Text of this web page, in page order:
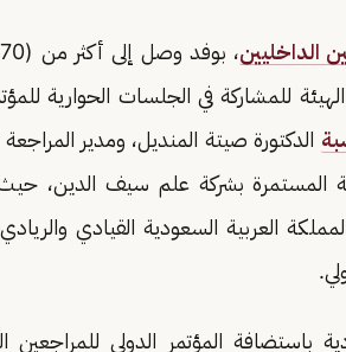
الداخليين
للمشاركة في الجلسات الحوارية
الدكتورة صيتة المنديل، ومدير المراجعة
المستمرة بشركة علم سيف الدين،
العربية السعودية القيادي
باستضافة المؤتمر الدولي للمراجعين